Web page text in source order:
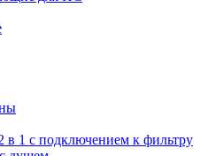
в 1 с подключением к фильтру